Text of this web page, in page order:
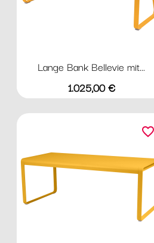
Lange Bank Bellevie mit...
Preis
1.025,00 €
favorite_border